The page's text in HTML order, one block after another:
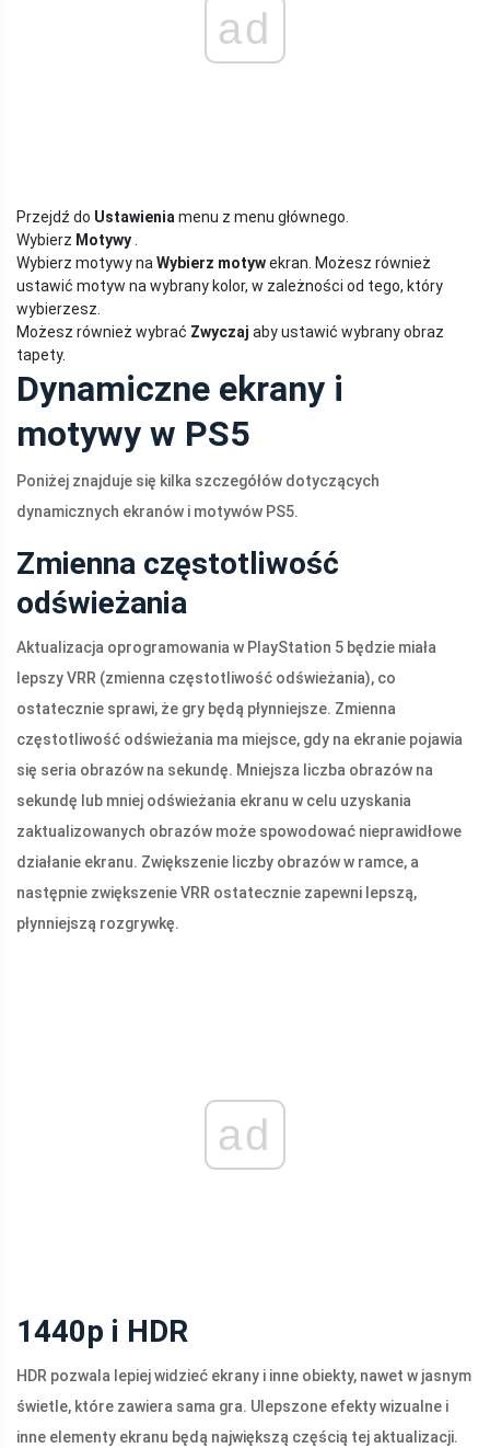
ad
Przejdź do Ustawienia menu z menu głównego.
Wybierz Motywy
Wybierz motywy na Wybierz motywekran. Możesz również
ustawić motyw na wybrany kolor, w zależności od tego, który
wybierzesz.
Możesz również wybrać Zwyczaj aby ustawić wybrany obraz
tapety.
Dynamiczne ekrany i
motywy w PS5
Poniżej znajduje się kilka szczegółów dotyczących
dynamicznych ekranów i motywów PS5.
Zmienna częstotliwość
odświeżania
Aktualizacja oprogramowania w PlayStation 5 będzie miała
lepszy VRR (zmienna częstotliwość odświeżania), co
ostatecznie sprawi, że gry będą płynniejsze. Zmienna
częstotliwość odświeżania ma miejsce, gdy na ekranie pojawia
się seria obrazów na sekundę. Mniejsza liczba obrazów na
sekundę lub mniej odświeżania ekranu w celu uzyskania
zaktualizowanych obrazów może spowodować nieprawidłowe
działanie ekranu. Zwiększenie liczby obrazów w ramce, a
następnie zwiększenie VRR ostatecznie zapewni lepszą,
płynniejszą rozgrywkę.
ad
1440p i HDR
HDR pozwala lepiej widzieć ekrany i inne obiekty, nawet w jasnym
świetle, które zawiera sama gra. Ulepszone efekty wizualne i
inne elementy ekranu będą największą częścią tej aktualizacji.